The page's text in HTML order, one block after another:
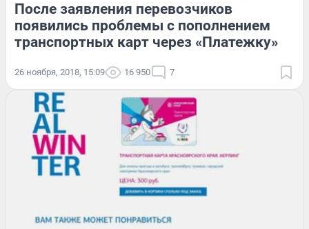
После заявления перевозчиков
появились проблемы с пополнением
транспортных карт через «Платежку»
26 ноября, 2018, 15:09 16 950 7